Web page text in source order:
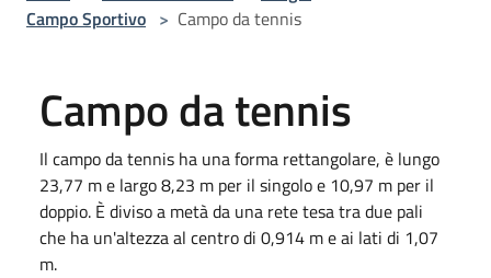
Campo Sportivo > Campo da tennis
Campo da tennis
Il campo da tennis ha una forma rettangolare, è lungo
23,77 m e largo 8,23 m per il singolo e 10,97 m per il
doppio. È diviso a metà da una rete tesa tra due pali
che ha un'altezza al centro di 0,914 m e ai lati di 1,07
m.